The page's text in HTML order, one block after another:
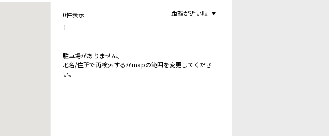
0件表示
1
距離が近い順
駐車場がありません。
地名/住所で再検索するかmapの範囲を変更してくださ
い。